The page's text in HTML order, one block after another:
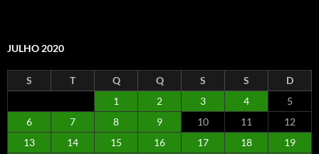
JULHO 2020
S T Q Q S S
D
1
2 3 4
5
6
7 8 9 10 11
12
13
14 15 16 17 18
19